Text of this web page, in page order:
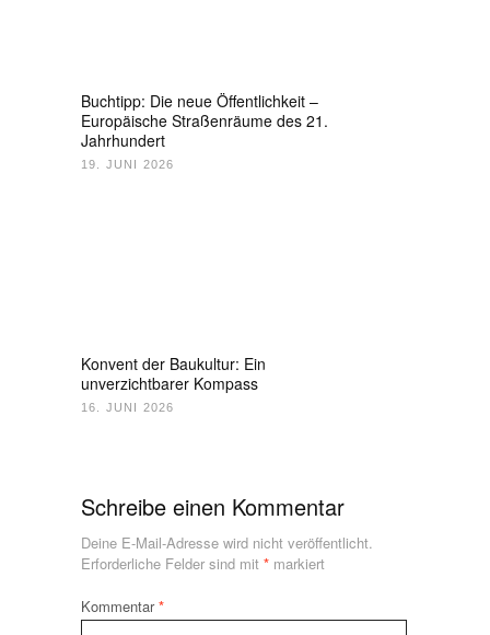
Buchtipp: Die neue Öffentlichkeit –
Europäische Straßenräume des 21.
Jahrhundert
19. JUNI 2026
Konvent der Baukultur: Ein
unverzichtbarer Kompass
16. JUNI 2026
Schreibe einen Kommentar
Deine E-Mail-Adresse wird nicht veröffentlicht.
Erforderliche Felder sind mit * markiert
Kommentar*